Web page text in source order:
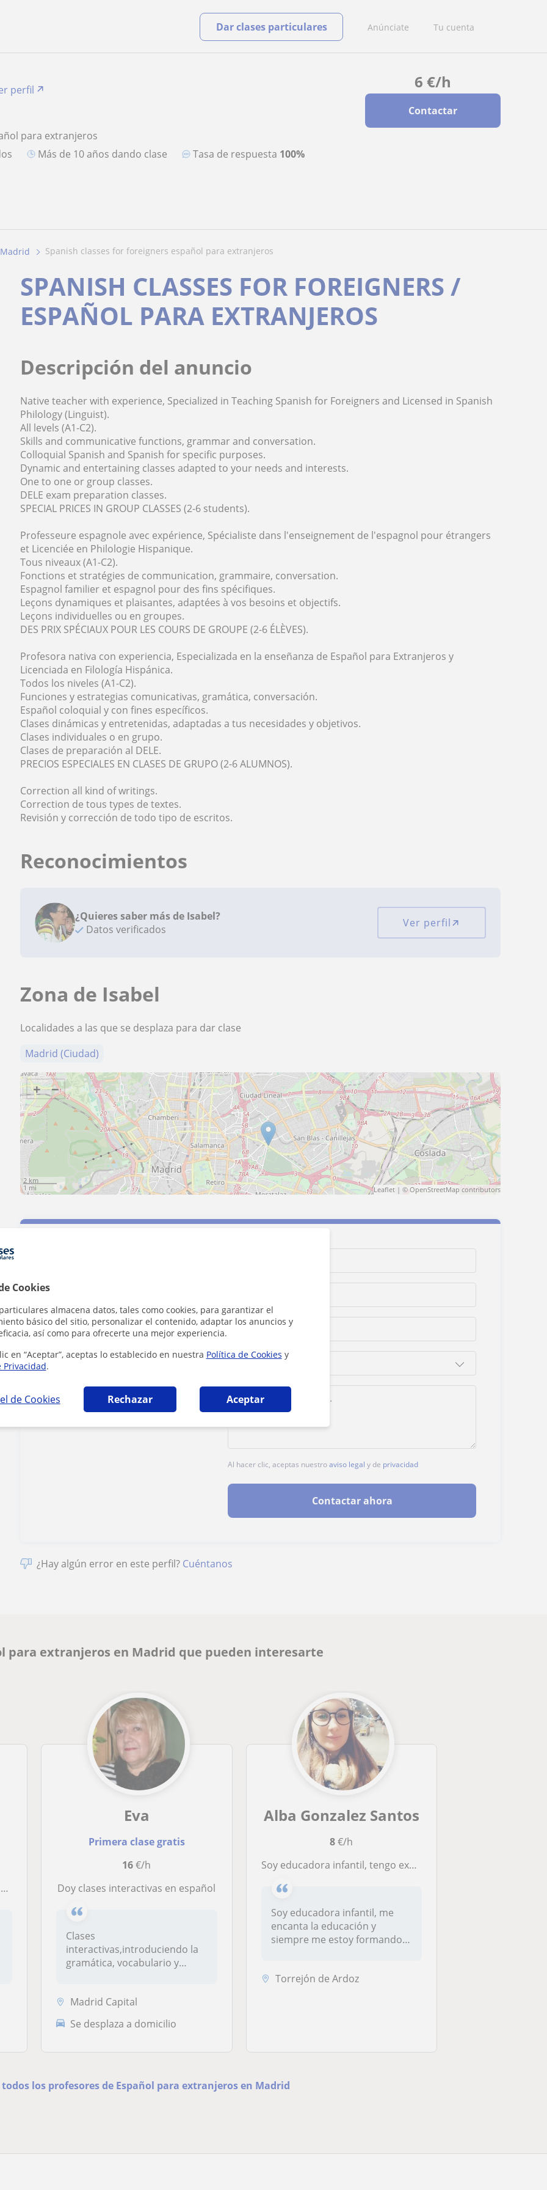
Cookies
almacena datos, tales como cookies, para garantizar el
básico del sitio, personalizar el contenido, adaptar los anuncios y
así como para ofrecerte una mejor experiencia.
en “Aceptar”, aceptas lo establecido en nuestra Política de Cookies y
Privacidad.
de Cookies Rechazar Aceptar
Anúnciate Tu cuenta
Dar clases particulares
6 €/h
Contactar
perfil
para extranjeros
más de 10 años dando clase Tasa de respuesta 100%
Madrid spanish classes for foreigners español para extranjeros
SPANISH CLASSES FOR FOREIGNERS /
ESPAÑOL PARA EXTRANJEROS
Descripción del anuncio
Native teacher with experience, Specialized in Teaching Spanish for Foreigners and Licensed in Spanish
Philology (Linguist).
All levels (A1-C2).
Skills and communicative functions, grammar and conversation.
Colloquial Spanish and Spanish for specific purposes.
Dynamic and entertaining classes adapted to your needs and interests.
One to one or group classes.
DELE exam preparation classes.
SPECIAL PRICES IN GROUP CLASSES (2-6 students).
Professeure espagnole avec expérience, Spécialiste dans l'enseignement de l'espagnol pour étrangers
et Licenciée en Philologie Hispanique.
Tous niveaux (A1-C2).
Fonctions et stratégies de communication, grammaire, conversation.
Espagnol familier et espagnol pour des fins spécifiques.
Leçons dynamiques et plaisantes, adaptées à vos besoins et objectifs.
Leçons individuelles ou en groupes.
DES PRIX SPÉCIAUX POUR LES COURS DE GROUPE (2-6 ÉLÈVES).
Profesora nativa con experiencia, Especializada en la enseñanza de Español para Extranjeros y
Licenciada en Filología Hispánica.
Todos los niveles (A1-C2).
Funciones y estrategias comunicativas, gramática, conversación.
Español coloquial y con fines específicos.
Clases dinámicas y entretenidas, adaptadas a tus necesidades y objetivos.
Clases individuales o en grupo.
Clases de preparación al DELE.
PRECIOS ESPECIALES EN CLASES DE GRUPO (2-6 ALUMNOS).
Correction all kind of writings.
Correction de tous types de textes.
Revisión y corrección de todo tipo de escritos.
Reconocimientos
¿Quieres saber más de Isabel?
Datos verificados
Ver perfil
Zona de Isabel
Localidades a las que se desplaza para dar clase
Madrid (Ciudad)
+ −
2 km
1 mi
Leaflet| © OpenStreetMapcontributors
Tarifa 6€/h
Al hacer clic, aceptas nuestroaviso legal y de privacidad
Contactar ahora
¿Hay algún error en este perfil? Cuéntanos
para extranjeros en Madrid que pueden interesarte
Eva
Primera clase gratis
16€/h
Doy clases interactivas en español
Clases
interactivas,introduciendo la
gramática, vocabulario y
Madrid Capital
Se desplaza a domicilio
Alba Gonzalez Santos
8€/h
Soy educadora infantil, tengo experiencia dando clases de español a niños extranjeros ya que he estado trabajando en una asociación para niños con necesidades educativas especiales, y que poseo el título de técnico de alumnos con necesidades educativas, d
Soy educadora infantil, me
encanta la educación y
siempre me estoy formando,
Torrejón de Ardoz
todos los profesores de Español para extranjeros en Madrid